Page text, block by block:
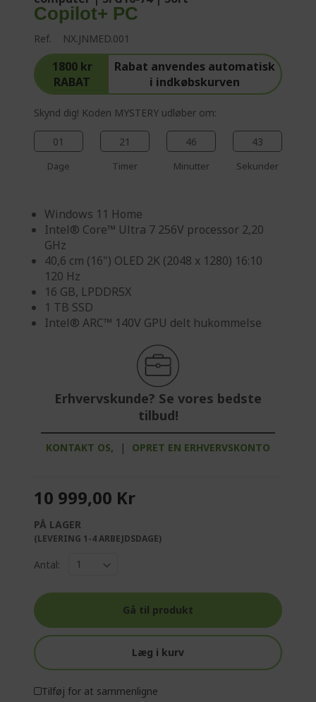
e
Copilot+ PC
Ref. NX.JNMED.001
1800 kr
RABAT
Rabat anvendes automatisk
i indkøbskurven
Skynd dig! Koden MYSTERY udløber om:
01
Dage
21
Timer
46
Minutter
42
Sekunder
Windows 11 Home
Intel® Core™ Ultra 7 256V processor 2,20
GHz
40,6 cm (16") OLED 2K (2048 x 1280) 16:10
120 Hz
16 GB, LPDDR5X
1 TB SSD
Intel® ARC™ 140V GPU delt hukommelse
Erhvervskunde? Se vores bedste
tilbud!
KONTAKT OS, | OPRET EN ERHVERVSKONTO
10 999,00 Kr
PÅ LAGER
(LEVERING 1-4 ARBEJDSDAGE)
Antal:
Gå til produkt
Læg i kurv
Tilføj for at sammenligne